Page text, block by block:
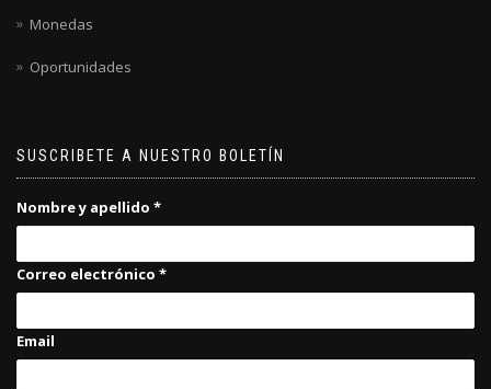
Monedas
Oportunidades
SUSCRIBETE A NUESTRO BOLETÍN
Nombre y apellido *
Correo electrónico *
Email